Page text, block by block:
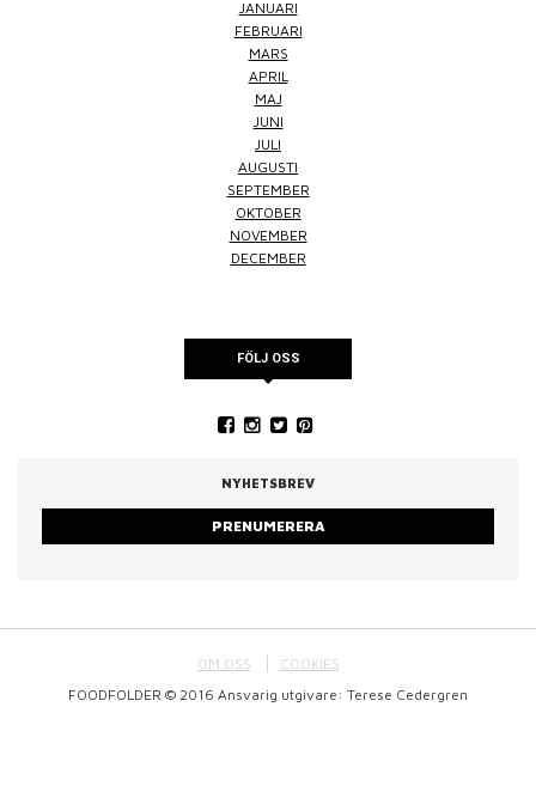
JANUARI
FEBRUARI
MARS
APRIL
MAJ
JUNI
JULI
AUGUSTI
SEPTEMBER
OKTOBER
NOVEMBER
DECEMBER
FÖLJ OSS
NYHETSBREV
PRENUMERERA
OM OSS
COOKIES
FOODFOLDER © 2016 Ansvarig utgivare: Terese Cedergren